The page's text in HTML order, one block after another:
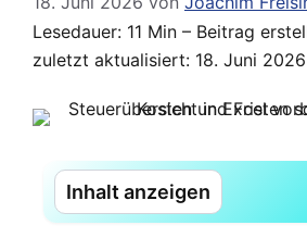
Lesedauer: 11 Min – Beitrag
zuletzt aktualisiert: 18. Juni 2026
Inhalt anzeigen